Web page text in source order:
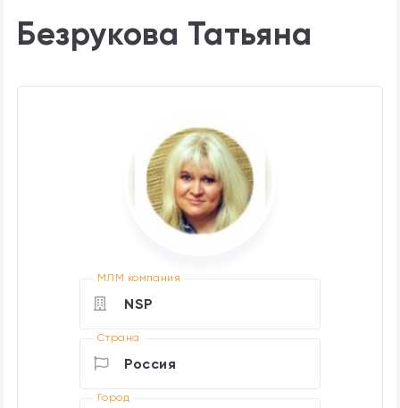
Безрукова Татьяна
МЛМ компания
NSP
Страна
Россия
Город